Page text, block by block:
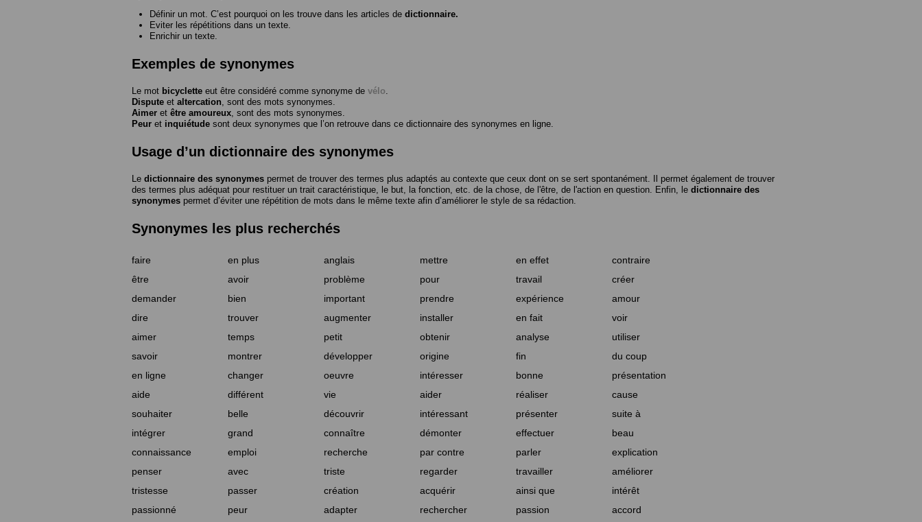
Définir un mot. C’est pourquoi on les trouve dans les articles de dictionnaire.
Eviter les répétitions dans un texte.
Enrichir un texte.
Exemples de synonymes
Le mot bicyclette eut être considéré comme synonyme de vélo
Dispute et altercation , sont des mots synonymes.
Aimer et être amoureux , sont des mots synonymes.
Peur et inquiétude sont deux synonymes que l’on retrouve dans ce dictionnaire des synonymes en ligne.
Usage d’un dictionnaire des synonymes
Le dictionnaire des synonymes permet de trouver des termes plus adaptés au contexte que ceux dont on se sert spontanément. Il permet également de trouver
des termes plus adéquat pour restituer un trait caractéristique, le but, la fonction, etc. de la chose, de l'être, de l'action en question. Enfin, le dictionnaire des
synonymes permet d’éviter une répétition de mots dans le même texte afin d’améliorer le style de sa rédaction.
Synonymes les plus recherchés
faire en plus anglais mettre en effet
contraire
être
avoir problème pour travail
créer
demander
bien important prendre expérience
amour
dire
trouver augmenter installer en fait
voir
aimer
temps petit obtenir analyse
utiliser
savoir
montrer développer origine fin
du coup
en ligne
changer oeuvre intéresser bonne
présentation
aide
différent vie aider réaliser
cause
souhaiter
belle découvrir intéressant présenter
suite à
intégrer
grand connaître démonter effectuer
beau
connaissance
emploi recherche par contre parler
explication
penser
avec triste regarder travailler
améliorer
tristesse
passer création acquérir ainsi que
intérêt
passionné
peur adapter rechercher passion accord